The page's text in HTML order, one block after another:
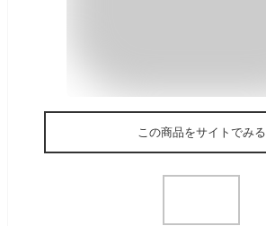
この商品をサイトでみる